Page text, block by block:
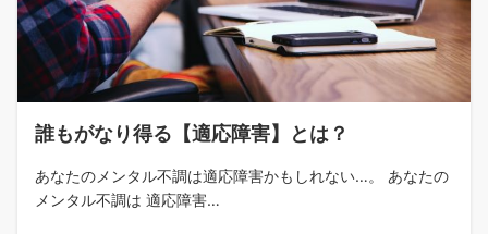
誰もがなり得る【適応障害】とは？
あなたのメンタル不調は適応障害かもしれない…。 あなたの
メンタル不調は 適応障害…